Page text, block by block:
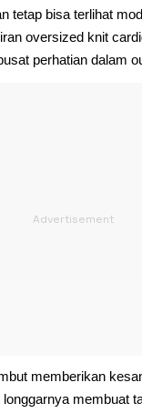
tetap bisa terlihat
oversized knit
perhatian dalam
memberikan
membuat